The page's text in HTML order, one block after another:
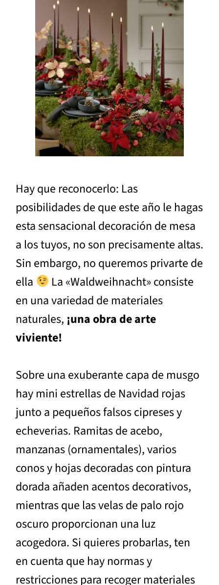
Hay que reconocerlo: Las
posibilidades de que este año le hagas
esta sensacional decoración de mesa
a los tuyos, no son precisamente altas.
Sin embargo, no queremos privarte de
ella
La «Waldweihnacht» consiste
en una variedad de materiales
naturales, ¡una obra de arte
viviente!
Sobre una exuberante capa de musgo
hay mini estrellas de Navidad rojas
junto a pequeños falsos cipreses y
echeverias. Ramitas de acebo,
manzanas (ornamentales), varios
conos y hojas decoradas con pintura
dorada añaden acentos decorativos,
mientras que las velas de palo rojo
oscuro proporcionan una luz
acogedora. Si quieres probarlas, ten
en cuenta que hay normas y
restricciones para recoger materiales